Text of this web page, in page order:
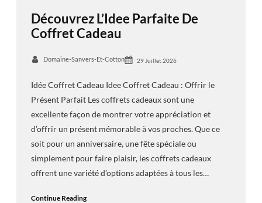
Découvrez L’Idee Parfaite De
Coffret Cadeau
Domaine-Sanvers-Et-Cotton 29 Juillet 2026
Idée Coffret Cadeau Idee Coffret Cadeau : Offrir le
Présent Parfait Les coffrets cadeaux sont une
excellente façon de montrer votre appréciation et
d’offrir un présent mémorable à vos proches. Que ce
soit pour un anniversaire, une fête spéciale ou
simplement pour faire plaisir, les coffrets cadeaux
offrent une variété d’options adaptées à tous les…
Continue Reading